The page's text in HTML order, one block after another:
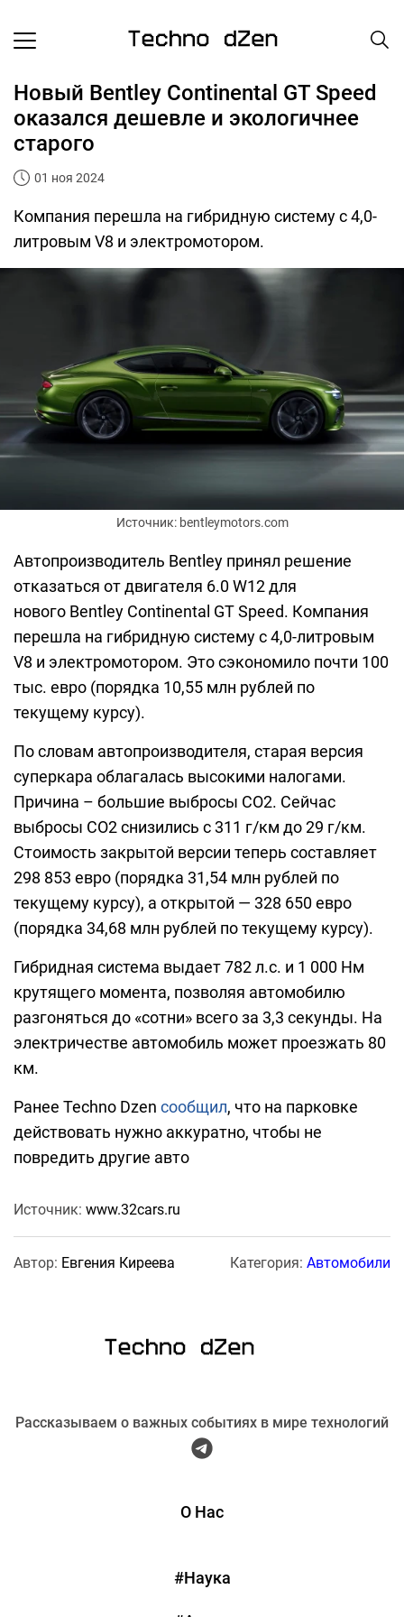
Новый Bentley Continental GT Speed
оказался дешевле и экологичнее
старого
01 ноя 2024
Компания перешла на гибридную систему с 4,0-
литровым V8 и электромотором.
Источник: bentleymotors.com
Автопроизводитель Bentley принял решение
отказаться от двигателя 6.0 W12 для
нового Bentley Continental GT Speed. Компания
перешла на гибридную систему с 4,0-литровым
V8 и электромотором. Это сэкономило почти 100
тыс. евро (порядка 10,55 млн рублей по
текущему курсу).
По словам автопроизводителя, старая версия
суперкара облагалась высокими налогами.
Причина – большие выбросы CO2. Сейчас
выбросы CO2 снизились с 311 г/км до 29 г/км.
Стоимость закрытой версии теперь составляет
298 853 евро (порядка 31,54 млн рублей по
текущему курсу), а открытой — 328 650 евро
(порядка 34,68 млн рублей по текущему курсу).
Гибридная система выдает 782 л.с. и 1 000 Нм
крутящего момента, позволяя автомобилю
разгоняться до «сотни» всего за 3,3 секунды. На
электричестве автомобиль может проезжать 80
км.
Ранее Techno Dzen сообщил, что на парковке
действовать нужно аккуратно, чтобы не
повредить другие авто
Источник: www.32cars.ru
Автор: Евгения Киреева Категория: Автомобили
Рассказываем о важных событиях в мире технологий
О Нас
#Наука